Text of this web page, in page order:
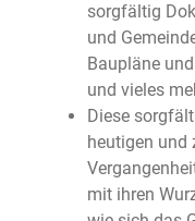
sorgfältig
und
Baupläne
und vieles
Diese
heutigen und
mit ihren